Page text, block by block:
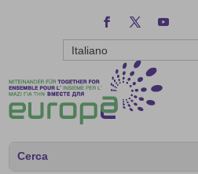
Italiano